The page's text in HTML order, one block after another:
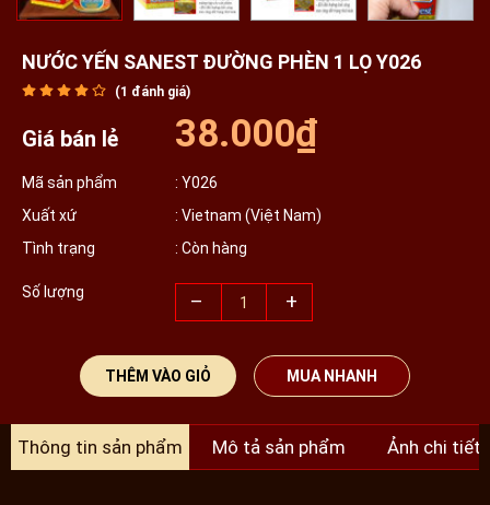
NƯỚC YẾN SANEST ĐƯỜNG PHÈN 1 LỌ Y026
(1 đánh giá)
Giá bán lẻ 38.000₫
Mã sản phẩm
: Y026
Xuất xứ
: Vietnam (Việt Nam)
Tình trạng
: Còn hàng
Số lượng – +
THÊM VÀO GIỎ MUA NHANH
Thông tin sản phẩm Mô tả sản phẩm Ảnh chi tiết